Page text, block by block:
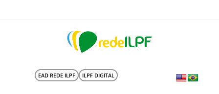
EAD REDE ILPF ILPF DIGITAL